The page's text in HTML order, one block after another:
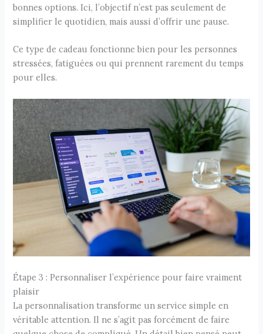
bonnes options. Ici, l’objectif n’est pas seulement de
simplifier le quotidien, mais aussi d’offrir une pause.
Ce type de cadeau fonctionne bien pour les personnes
stressées, fatiguées ou qui prennent rarement du temps
pour elles.
Étape 3 : Personnaliser l’expérience pour faire vraiment
plaisir
La personnalisation transforme un service simple en
véritable attention. Il ne s’agit pas forcément de faire